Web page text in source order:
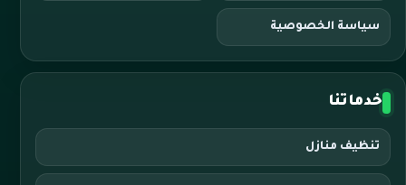
سياسة الخصوصية
خدماتنا
تنظيف منازل